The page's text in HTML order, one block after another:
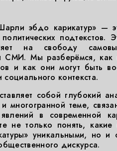
эбдо карикатур» —
подтекстов.
на свободу
СМИ. Мы разберёмся, как
и как они могут быть
социального контекста.
собой глубокий
многогранной теме,
в современной
не только понять, какие
уникальными, но и
дискурса.